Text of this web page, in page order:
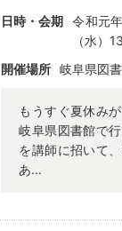
日時・会期 令和元
（水）
開催場所
岐阜県図
もうすぐ夏休み
岐阜県図書館で
を講師に招いて
あ...